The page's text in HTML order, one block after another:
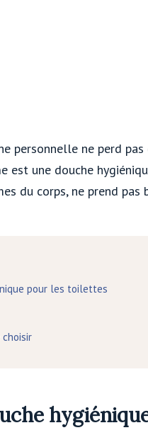
personnelle ne perd
est une douche
du corps, ne prend
pour les toilettes